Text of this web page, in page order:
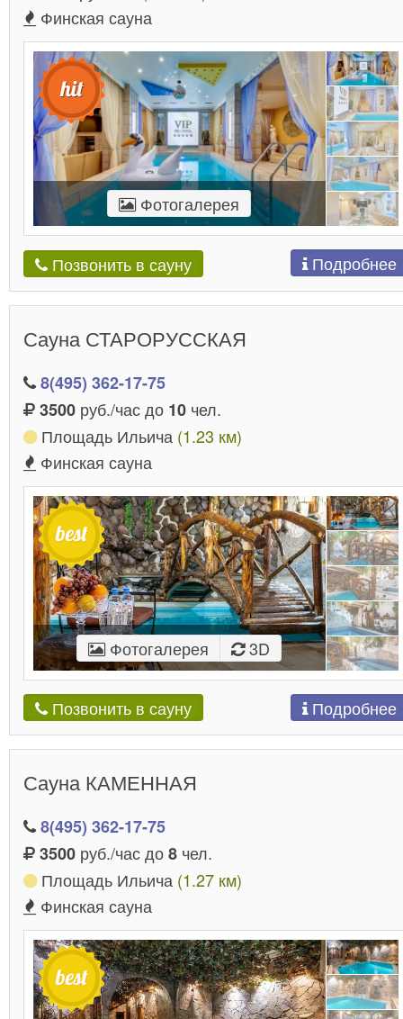
Финская сауна
Фотогалерея
Позвонить в сауну Подробнее
Сауна СТАРОРУССКАЯ
8(495) 362-17-75
3500 руб./час до 10 чел.
Площадь Ильича (1.23 км)
Финская сауна
Фотогалерея 3D
Позвонить в сауну Подробнее
Сауна КАМЕННАЯ
8(495) 362-17-75
3500 руб./час до8 чел.
Площадь Ильича (1.27 км)
Финская сауна